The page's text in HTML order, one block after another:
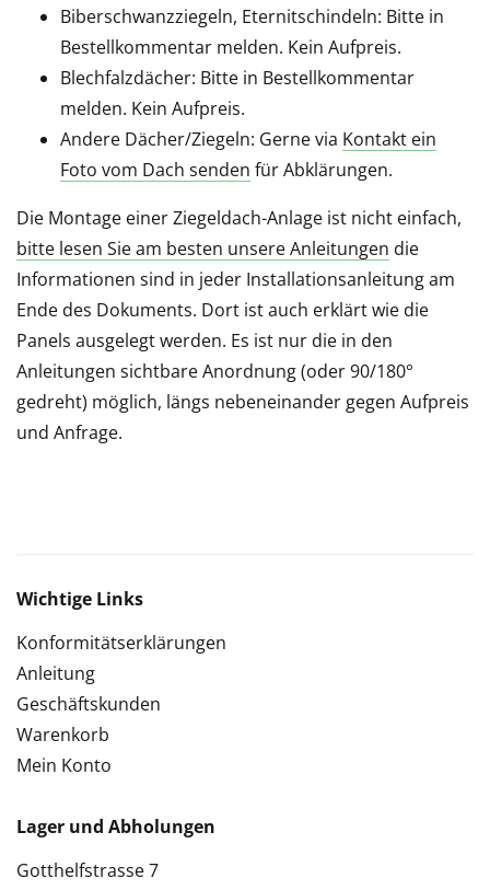
Biberschwanzziegeln, Eternitschindeln: Bitte in
Bestellkommentar melden. Kein Aufpreis.
Blechfalzdächer: Bitte in Bestellkommentar
melden. Kein Aufpreis.
Andere Dächer/Ziegeln: Gerne via Kontakt ein
Foto vom Dach senden für Abklärungen.
Die Montage einer Ziegeldach-Anlage ist nicht einfach,
bitte lesen Sie am besten unsere Anleitungen die
Informationen sind in jeder Installationsanleitung am
Ende des Dokuments. Dort ist auch erklärt wie die
Panels ausgelegt werden. Es ist nur die in den
Anleitungen sichtbare Anordnung (oder 90/180°
gedreht) möglich, längs nebeneinander gegen Aufpreis
und Anfrage.
Wichtige Links
Konformitätserklärungen
Anleitung
Geschäftskunden
Warenkorb
Mein Konto
Lager und Abholungen
Gotthelfstrasse 7